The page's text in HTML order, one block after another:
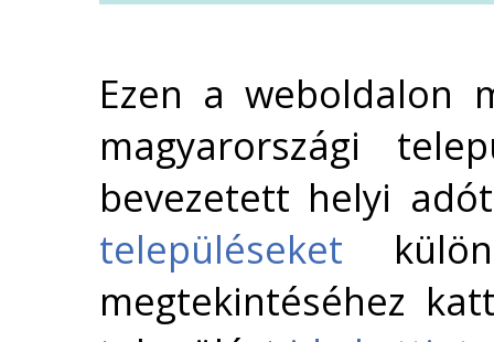
Ezen a weboldalon
magyarországi
bevezetett helyi
településeket
megtekintéséhez